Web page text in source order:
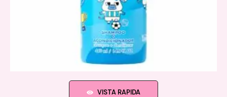
VISTA RAPIDA